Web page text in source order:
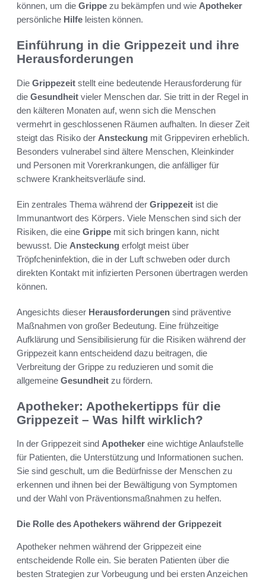
können, um die Grippe zu bekämpfen und wie Apotheker
persönliche Hilfe leisten können.
Einführung in die Grippezeit und ihre
Herausforderungen
Die Grippezeit stellt eine bedeutende Herausforderung für
die Gesundheit vieler Menschen dar. Sie tritt in der Regel in
den kälteren Monaten auf, wenn sich die Menschen
vermehrt in geschlossenen Räumen aufhalten. In dieser Zeit
steigt das Risiko der Ansteckung mit Grippeviren erheblich.
Besonders vulnerabel sind ältere Menschen, Kleinkinder
und Personen mit Vorerkrankungen, die anfälliger für
schwere Krankheitsverläufe sind.
Ein zentrales Thema während der Grippezeit ist die
Immunantwort des Körpers. Viele Menschen sind sich der
Risiken, die eine Grippe mit sich bringen kann, nicht
bewusst. Die Ansteckung erfolgt meist über
Tröpfcheninfektion, die in der Luft schweben oder durch
direkten Kontakt mit infizierten Personen übertragen werden
können.
Angesichts dieser Herausforderungen sind präventive
Maßnahmen von großer Bedeutung. Eine frühzeitige
Aufklärung und Sensibilisierung für die Risiken während der
Grippezeit kann entscheidend dazu beitragen, die
Verbreitung der Grippe zu reduzieren und somit die
allgemeine Gesundheit zu fördern.
Apotheker: Apothekertipps für die
Grippezeit – Was hilft wirklich?
In der Grippezeit sind Apotheker eine wichtige Anlaufstelle
für Patienten, die Unterstützung und Informationen suchen.
Sie sind geschult, um die Bedürfnisse der Menschen zu
erkennen und ihnen bei der Bewältigung von Symptomen
und der Wahl von Präventionsmaßnahmen zu helfen.
Die Rolle des Apothekers während der Grippezeit
Apotheker nehmen während der Grippezeit eine
entscheidende Rolle ein. Sie beraten Patienten über die
besten Strategien zur Vorbeugung und bei ersten Anzeichen